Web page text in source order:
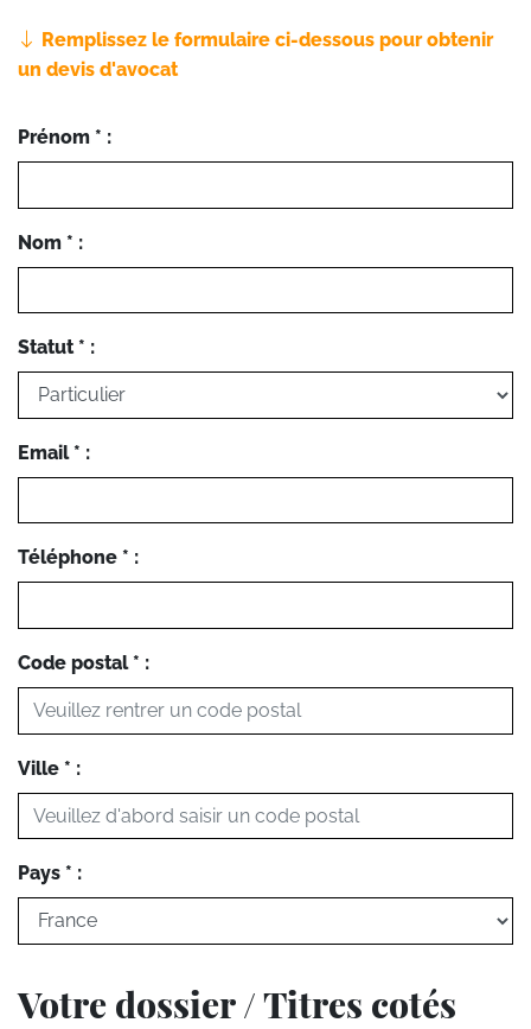
Remplissez le formulaire ci-dessous pour obtenir
un devis d'avocat
Prénom * :
Nom * :
Statut * :
Email * :
Téléphone * :
Code postal * :
Ville * :
Pays * :
Votre dossier / Titres cotés